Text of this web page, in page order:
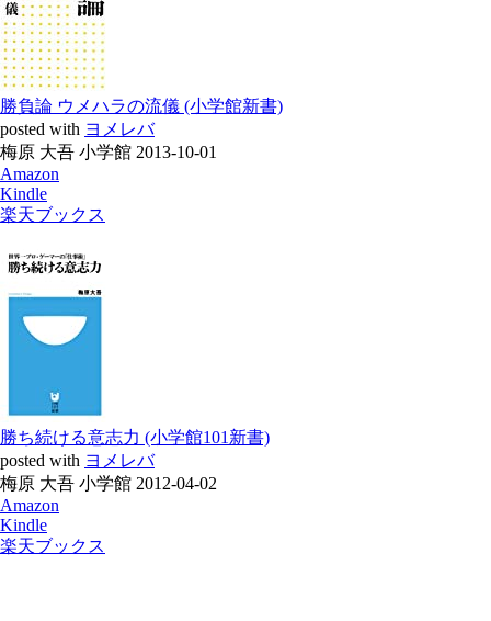
勝負論 ウメハラの流儀 (小学館新書)
posted with ヨメレバ
梅原 大吾 小学館 2013-10-01
Amazon
Kindle
楽天ブックス
勝ち続ける意志力 (小学館101新書)
posted with ヨメレバ
梅原 大吾 小学館 2012-04-02
Amazon
Kindle
楽天ブックス